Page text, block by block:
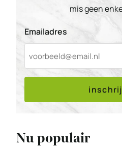
mis geen
Emailadres
Nu populair